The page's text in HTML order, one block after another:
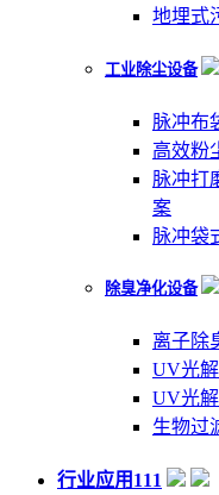
地埋式
工业除尘设备
脉冲布
高效粉
脉冲打
案
脉冲袋
除臭净化设备
离子除
UV光
UV光
生物过
行业应用111